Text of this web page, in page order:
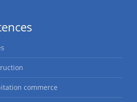
commerce